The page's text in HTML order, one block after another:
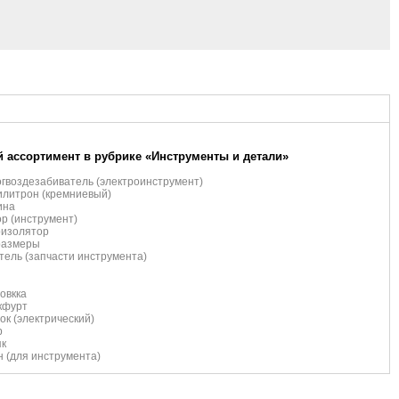
ассортимент в рубрике «Инструменты и детали»
(электроинструмент)
(кремниевый)
(инструмент)
(запчасти инструмента)
(электрический)
(для инструмента)